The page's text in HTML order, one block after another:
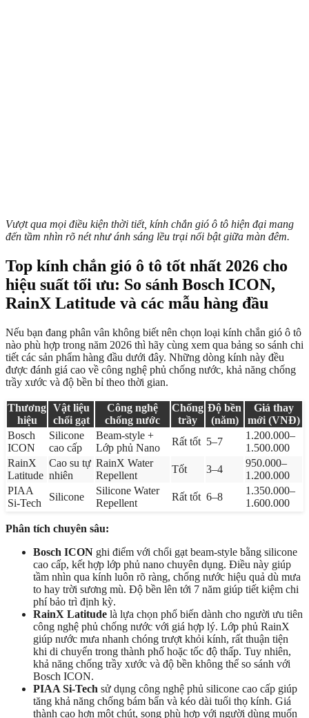
Vượt qua mọi điều kiện thời tiết, kính chắn gió ô tô hiện đại mang
đến tầm nhìn rõ nét như ánh sáng lều trại nổi bật giữa màn đêm.
Top kính chắn gió ô tô tốt nhất 2026 cho
hiệu suất tối ưu: So sánh Bosch ICON,
RainX Latitude và các mẫu hàng đầu
Nếu bạn đang phân vân không biết nên chọn loại kính chắn gió ô tô
nào phù hợp trong năm 2026 thì hãy cùng xem qua bảng so sánh chi
tiết các sản phẩm hàng đầu dưới đây. Những dòng kính này đều
được đánh giá cao về công nghệ phủ chống nước, khả năng chống
trầy xước và độ bền bỉ theo thời gian.
Thương
hiệu
Vật liệu
chổi gạt
Công nghệ
chống nước
Chống
trầy
Độ bền
(năm)
Giá thay
mới (VNĐ)
Bosch
ICON
Silicone
cao cấp
Beam-style +
Lớp phủ Nano
Rất tốt 5–7
1.200.000–
1.500.000
RainX
Latitude
Cao su tự
nhiên
RainX Water
Repellent
Tốt 3–4
950.000–
1.200.000
PIAA
Si-Tech
Silicone
Silicone Water
Repellent
Rất tốt 6–8
1.350.000–
1.600.000
Phân tích chuyên sâu:
Bosch ICON ghi điểm với chổi gạt beam-style bằng silicone
cao cấp, kết hợp lớp phủ nano chuyên dụng. Điều này giúp
tầm nhìn qua kính luôn rõ ràng, chống nước hiệu quả dù mưa
to hay trời sương mù. Độ bền lên tới 7 năm giúp tiết kiệm chi
phí bảo trì định kỳ.
RainX Latitude là lựa chọn phổ biến dành cho người ưu tiên
công nghệ phủ chống nước với giá hợp lý. Lớp phủ RainX
giúp nước mưa nhanh chóng trượt khỏi kính, rất thuận tiện
khi di chuyển trong thành phố hoặc tốc độ thấp. Tuy nhiên,
khả năng chống trầy xước và độ bền không thể so sánh với
Bosch ICON.
PIAA Si-Tech sử dụng công nghệ phủ silicone cao cấp giúp
tăng khả năng chống bám bẩn và kéo dài tuổi thọ kính. Giá
thành cao hơn một chút, song phù hợp với người dùng muốn